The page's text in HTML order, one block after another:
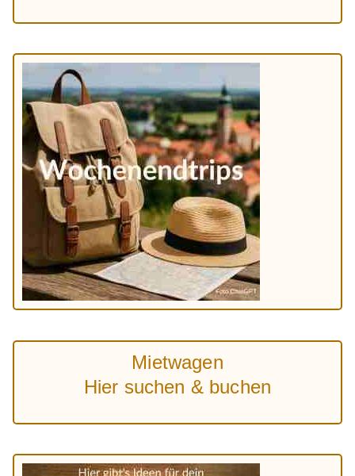
Mietwagen
Hier suchen & buchen